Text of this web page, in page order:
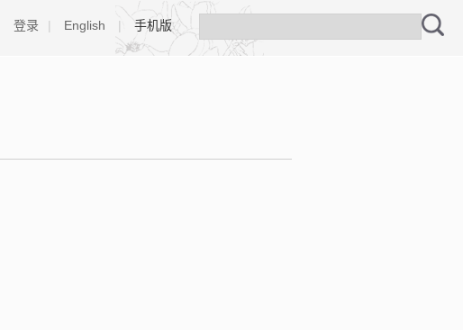
登录 | English | 手机版